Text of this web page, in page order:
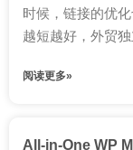
时候，链接的优
越短越好，外贸
阅读更多»
All-in-One WP